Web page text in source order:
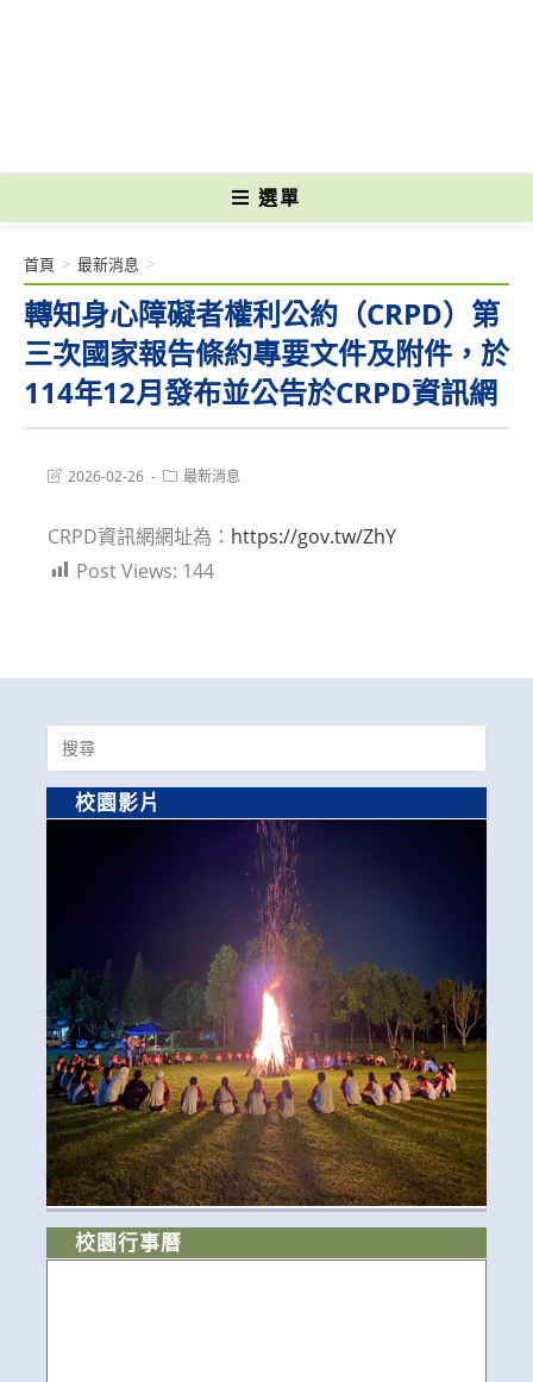
選單
轉知身心障礙者權利公約（CRPD）第
三次國家報告條約專要文件及附件，於
114年12月發布並公告於CRPD資訊網
首頁 > 最新消息 >
Post2026-02-26
Post最新消息
CRPD資訊網網址為： https://gov.tw/ZhY
Post Views: 144
Search
for:
校園影片
校園行事曆